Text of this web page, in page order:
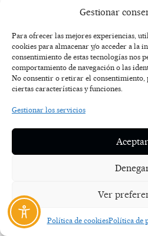
Gestionar
Para ofrecer las mejores experiencias,
cookies para almacenar y/o acceder a la
consentimiento de estas tecnologías nos
comportamiento de navegación o las
No consentir o retirar el consentimiento,
ciertas características y funciones.
Gestionar los servicios
Aceptar
Ver
Política de cookiesPolítica de
estrambótica
cromática
de
origen
natural.
Seña
de
el
río